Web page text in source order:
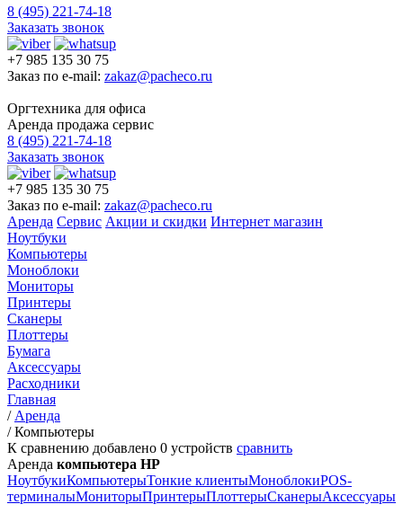
8 (495) 221-74-18
Заказать звонок
+7 985 135 30 75
Заказ по e-mail: zakaz@pacheco.ru
Оргтехника для офиса
Аренда продажа сервис
8 (495) 221-74-18
Заказать звонок
+7 985 135 30 75
Заказ по e-mail: zakaz@pacheco.ru
Аренда Сервис Акции и скидки Интернет магазин
Ноутбуки
Компьютеры
Моноблоки
Мониторы
Принтеры
Сканеры
Плоттеры
Бумага
Аксессуары
Расходники
Главная
/ Аренда
/Компьютеры
К сравнению добавлено 0 устройств сравнить
Аренда компьютера HP
НоутбукиКомпьютерыТонкие клиентыМоноблокиPOS-
терминалыМониторыПринтерыПлоттерыСканерыАксессуары